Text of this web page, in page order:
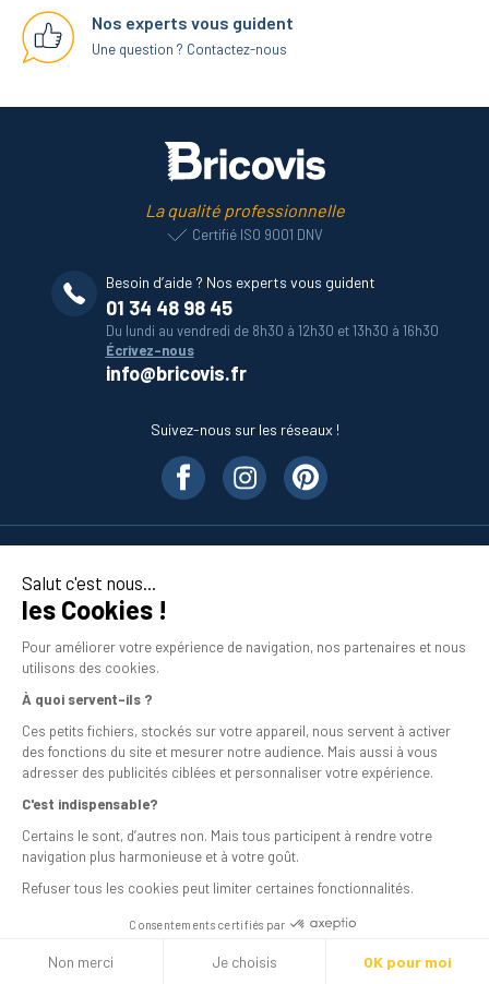
Salut c'est nous...
les Cookies !
Pour améliorer votre expérience de navigation, nos partenaires et nous
utilisons des cookies.
À quoi servent-ils ?
Ces petits fichiers, stockés sur votre appareil, nous servent à activer
des fonctions du site et mesurer notre audience. Mais aussi à vous
adresser des publicités ciblées et personnaliser votre expérience.
C'est indispensable?
Certains le sont, d’autres non. Mais tous participent à rendre votre
navigation plus harmonieuse et à votre goût.
Refuser tous les cookies peut limiter certaines fonctionnalités.
Consentements certifiés par
Non merci Je choisis OK pour moi
Nos experts vous guident
Une question ? Contactez-nous
La qualité professionnelle
Certifié ISO 9001 DNV
Besoin d’aide ? Nos experts vous guident
01 34 48 98 45
Du lundi au vendredi de 8h30 à 12h30 et 13h30 à 16h30
Écrivez-nous
info@bricovis.fr
Suivez-nous sur les réseaux !
En savoir plus
Mentions légales
Conditions générales de vente